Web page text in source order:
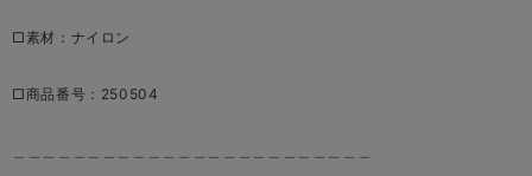
□素材：ナイロン
□商品番号：250504